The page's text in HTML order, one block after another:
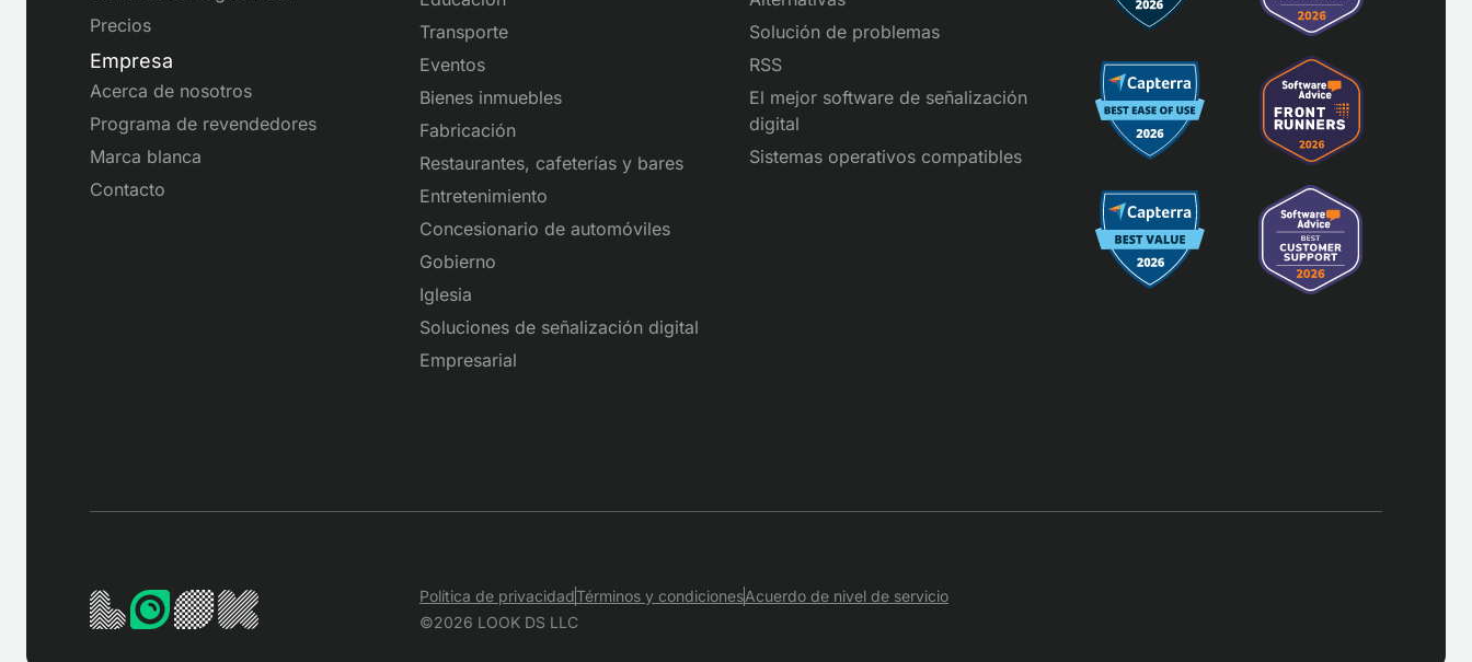
Precios
Empresa
Acerca de nosotros
Programa de revendedores
Marca blanca
Contacto
Transporte
Eventos
Bienes inmuebles
Fabricación
Restaurantes, cafeterías y bares
Entretenimiento
Concesionario de automóviles
Gobierno
Iglesia
Soluciones de señalización digital
Empresarial
Solución de problemas
RSS
El mejor software de señalización
digital
Sistemas operativos compatibles
Política de privacidadTérminos y condicionesAcuerdo de nivel de servicio
©2026 LOOK DS LLC